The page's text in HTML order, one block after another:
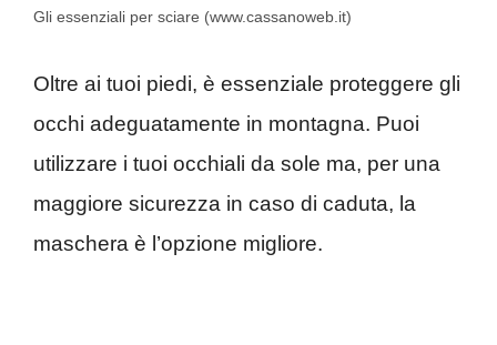
Gli essenziali per sciare (www.cassanoweb.it)
Oltre ai tuoi piedi, è essenziale proteggere gli
occhi adeguatamente in montagna. Puoi
utilizzare i tuoi occhiali da sole ma, per una
maggiore sicurezza in caso di caduta, la
maschera è l’opzione migliore.